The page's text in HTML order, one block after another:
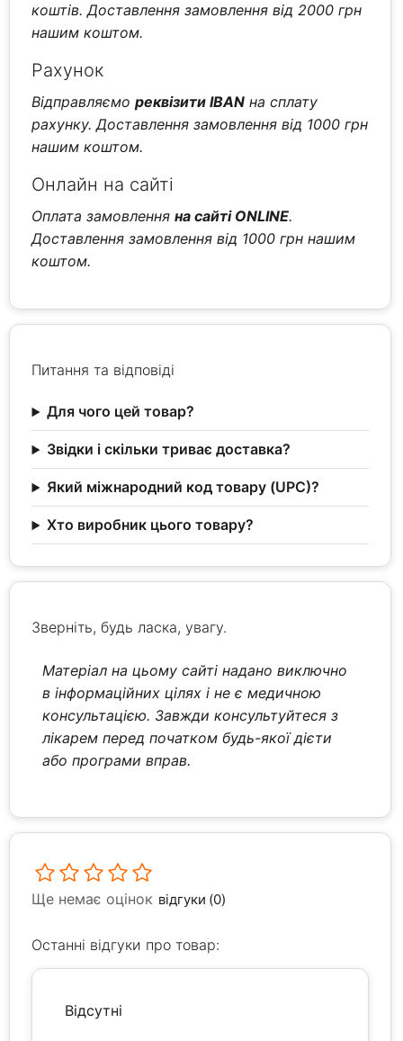
коштів. Доставлення замовлення від 2000 грн
нашим коштом.
Рахунок
Відправляємореквізити IBAN на сплату
рахунку. Доставлення замовлення від 1000 грн
нашим коштом.
Онлайн на сайті
Оплата замовленняна сайті ONLINE.
Доставлення замовлення від 1000 грн нашим
коштом.
Питання та відповіді
Для чого цей товар?
Звідки і скільки триває доставка?
Який міжнародний код товару (UPC)?
Хто виробник цього товару?
Зверніть, будь ласка, увагу.
Матеріал на цьому сайті надано виключно
в інформаційних цілях і не є медичною
консультацією. Завжди консультуйтеся з
лікарем перед початком будь-якої дієти
або програми вправ.
Ще немає оцінок відгуки (0)
Останні відгуки про товар:
Відсутні